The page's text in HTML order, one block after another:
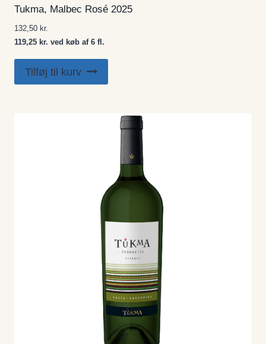
Tukma, Malbec Rosé 2025
132,50 kr.
119,25 kr. ved køb af 6 fl.
Tilføj til kurv